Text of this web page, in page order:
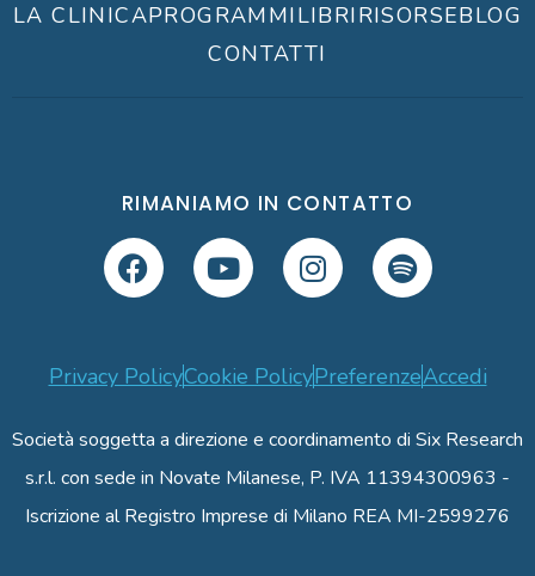
LA CLINICAPROGRAMMILIBRIRISORSEBLOG
CONTATTI
RIMANIAMO IN CONTATTO
Privacy PolicyCookie PolicyPreferenzeAccedi
Società soggetta a direzione e coordinamento di Six Research
s.r.l. con sede in Novate Milanese, P. IVA 11394300963 -
Iscrizione al Registro Imprese di Milano REA MI-2599276